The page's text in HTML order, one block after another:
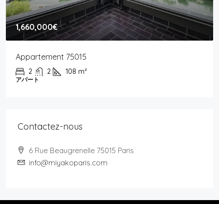
1,660,000€
Appartement 75015
2 2 108 m²
アパート
Contactez-nous
6 Rue Beaugrenelle 75015 Paris
info@miyakoparis.com